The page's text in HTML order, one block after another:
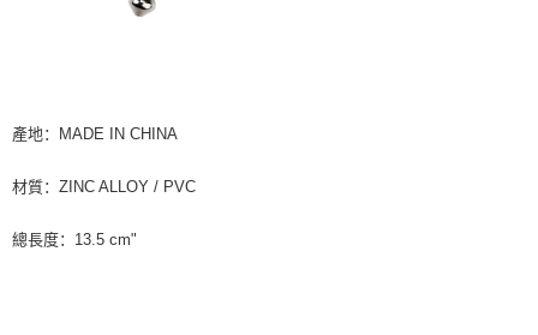
產地：MADE IN CHINA
材質：ZINC ALLOY / PVC
總長度：13.5 cm"